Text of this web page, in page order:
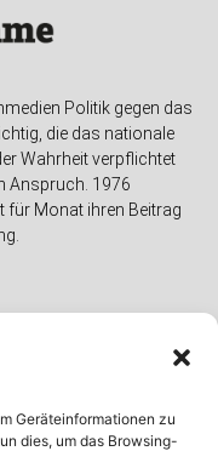
Geräteinformationen zu
dies, um das Browsing-
Politik gegen das
die das nationale
Wahrheit verpflichtet
Anspruch. 1976
für Monat ihren Beitrag
Rechtliches